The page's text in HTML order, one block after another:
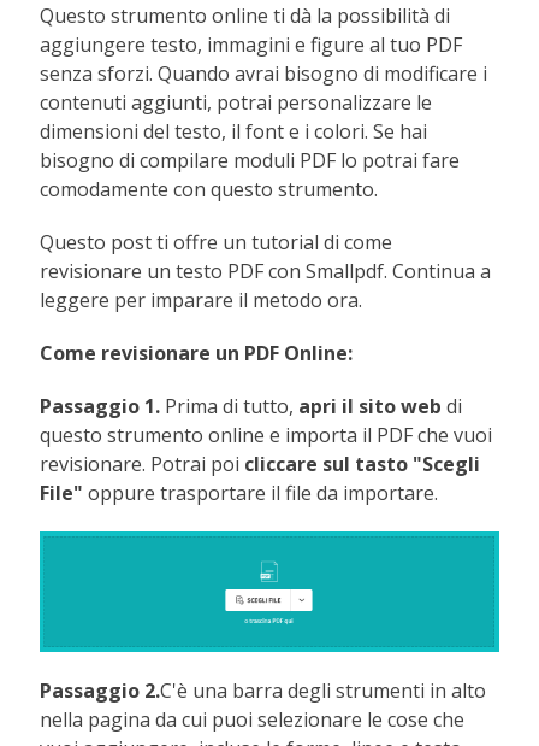
Questo strumento online ti dà la possibilità di
aggiungere testo, immagini e figure al tuo PDF
senza sforzi. Quando avrai bisogno di modificare i
contenuti aggiunti, potrai personalizzare le
dimensioni del testo, il font e i colori. Se hai
bisogno di compilare moduli PDF lo potrai fare
comodamente con questo strumento.
Questo post ti offre un tutorial di come
revisionare un testo PDF con Smallpdf. Continua a
leggere per imparare il metodo ora.
Come revisionare un PDF Online:
Passaggio 1. Prima di tutto, apri il sito webdi
questo strumento online e importa il PDF che vuoi
revisionare. Potrai poi cliccare sul tasto "Scegli
File"oppure trasportare il file da importare.
Passaggio 2.C'è una barra degli strumenti in alto
nella pagina da cui puoi selezionare le cose che